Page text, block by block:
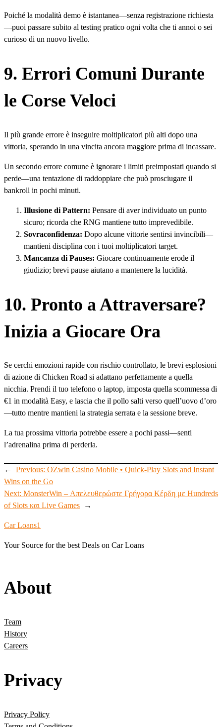
Poiché la modalità demo è istantanea—senza registrazione richiesta
—puoi passare subito al testing pratico ogni volta che ti annoi o sei
curioso di un nuovo livello.
9. Errori Comuni Durante
le Corse Veloci
Il più grande errore è inseguire moltiplicatori più alti dopo una
vittoria, sperando in una vincita ancora maggiore prima di incassare.
Un secondo errore comune è ignorare i limiti preimpostati quando si
perde—una tentazione di raddoppiare che può prosciugare il
bankroll in pochi minuti.
Illusione di Pattern: Pensare di aver individuato un punto
sicuro; ricorda che RNG mantiene tutto imprevedibile.
Sovraconfidenza: Dopo alcune vittorie sentirsi invincibili—
mantieni disciplina con i tuoi moltiplicatori target.
Mancanza di Pauses: Giocare continuamente erode il
giudizio; brevi pause aiutano a mantenere la lucidità.
10. Pronto a Attraversare?
Inizia a Giocare Ora
Se cerchi emozioni rapide con rischio controllato, le brevi esplosioni
di azione di Chicken Road si adattano perfettamente a quella
nicchia. Prendi il tuo telefono o laptop, imposta quella scommessa di
€1 in modalità Easy, e lascia che il pollo salti verso quell’uovo d’oro
—tutto mentre mantieni la strategia serrata e la sessione breve.
La tua prossima vittoria potrebbe essere a pochi passi—senti
l’adrenalina prima di perderla.
← Previous: OZwin Casino Mobile • Quick‑Play Slots and Instant
Wins on the Go
Next: MonsterWin – Απελευθερώστε Γρήγορα Κέρδη με Hundreds
of Slots και Live Games
→
Car Loans1
Your Source for the best Deals on Car Loans
About
Team
History
Careers
Privacy
Privacy Policy